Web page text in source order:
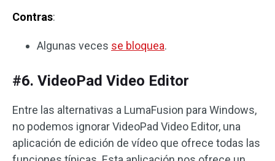
Contras:
Algunas veces se bloquea.
#6. VideoPad Video Editor
Entre las alternativas a LumaFusion para Windows,
no podemos ignorar VideoPad Video Editor, una
aplicación de edición de vídeo que ofrece todas las